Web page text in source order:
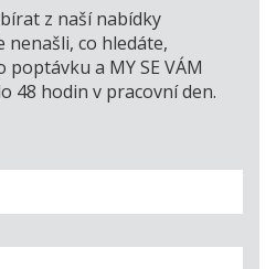
z naší nabídky
co hledáte,
a MY SE VÁM
48 hodin v pracovní den.